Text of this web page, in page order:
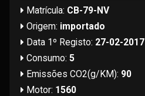
Matrícula: CB-79-NV
Origem: importado
Data 1º Registo: 27-02-2017
Consumo: 5
Emissões CO2(g/KM): 90
Motor: 1560